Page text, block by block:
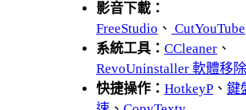
影音下載：
FreeStudio 、 CutYouTube
系統工具： CCleaner 、
RevoUninstaller 軟體移
快捷操作： HotkeyP 、 鍵